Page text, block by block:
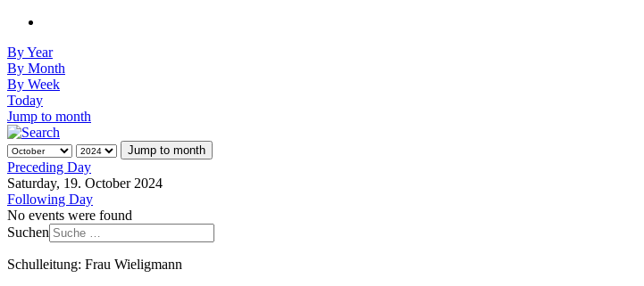
By Year
By Month
By Week
Today
Jump to month
Jump to month
Preceding Day
Saturday, 19. October 2024
Following Day
No events were found
Suchen
Schulleitung: Frau Wieligmann